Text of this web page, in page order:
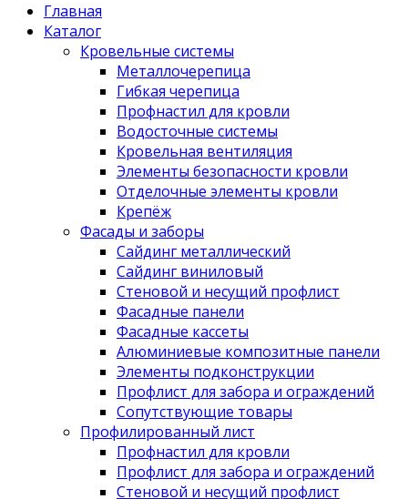
Главная
Каталог
Кровельные системы
Металлочерепица
Гибкая черепица
Профнастил для кровли
Водосточные системы
Кровельная вентиляция
Элементы безопасности кровли
Отделочные элементы кровли
Крепёж
Фасады и заборы
Сайдинг металлический
Сайдинг виниловый
Стеновой и несущий профлист
Фасадные панели
Фасадные кассеты
Алюминиевые композитные панели
Элементы подконструкции
Профлист для забора и ограждений
Сопутствующие товары
Профилированный лист
Профнастил для кровли
Профлист для забора и ограждений
Стеновой и несущий профлист